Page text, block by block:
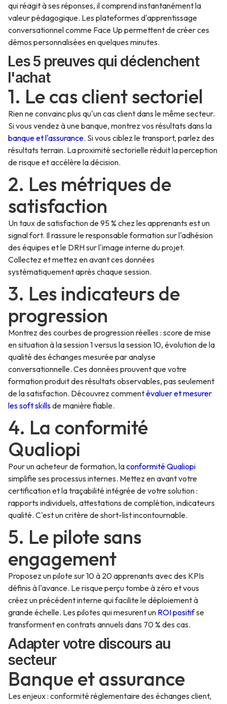
qui réagit à ses réponses, il comprend instantanément la
valeur pédagogique. Les plateformes d'apprentissage
conversationnel comme Face Up permettent de créer ces
démos personnalisées en quelques minutes.
Les 5 preuves qui déclenchent
l'achat
1. Le cas client sectoriel
Rien ne convainc plus qu'un cas client dans le même secteur.
Si vous vendez à une banque, montrez vos résultats dans la
banque et l'assurance. Si vous ciblez le transport, parlez des
résultats terrain. La proximité sectorielle réduit la perception
de risque et accélère la décision.
2. Les métriques de
satisfaction
Un taux de satisfaction de 95 % chez les apprenants est un
signal fort. Il rassure le responsable formation sur l'adhésion
des équipes et le DRH sur l'image interne du projet.
Collectez et mettez en avant ces données
systématiquement après chaque session.
3. Les indicateurs de
progression
Montrez des courbes de progression réelles : score de mise
en situation à la session 1 versus la session 10, évolution de la
qualité des échanges mesurée par analyse
conversationnelle. Ces données prouvent que votre
formation produit des résultats observables, pas seulement
de la satisfaction. Découvrez commentévaluer et mesurer
les soft skillsde manière fiable.
4. La conformité
Qualiopi
Pour un acheteur de formation, laconformité Qualiopi
simplifie ses processus internes. Mettez en avant votre
certification et la traçabilité intégrée de votre solution :
rapports individuels, attestations de complétion, indicateurs
qualité. C'est un critère de short-list incontournable.
5. Le pilote sans
engagement
Proposez un pilote sur 10 à 20 apprenants avec des KPIs
définis à l'avance. Le risque perçu tombe à zéro et vous
créez un précédent interne qui facilite le déploiement à
grande échelle. Les pilotes qui mesurent un ROI positifse
transforment en contrats annuels dans 70 % des cas.
Adapter votre discours au
secteur
Banque et assurance
Les enjeux : conformité réglementaire des échanges client,